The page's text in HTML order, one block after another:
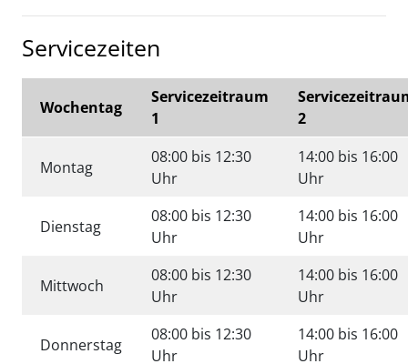
Servicezeiten
Wochentag
Servicezeitraum
1
2
Montag
08:00 bis 12:30
Uhr
14:00 bis 16:00
Uhr
Dienstag
08:00 bis 12:30
Uhr
14:00 bis 16:00
Uhr
Mittwoch
08:00 bis 12:30
Uhr
14:00 bis 16:00
Uhr
Donnerstag
08:00 bis 12:30
Uhr
14:00 bis 16:00
Uhr